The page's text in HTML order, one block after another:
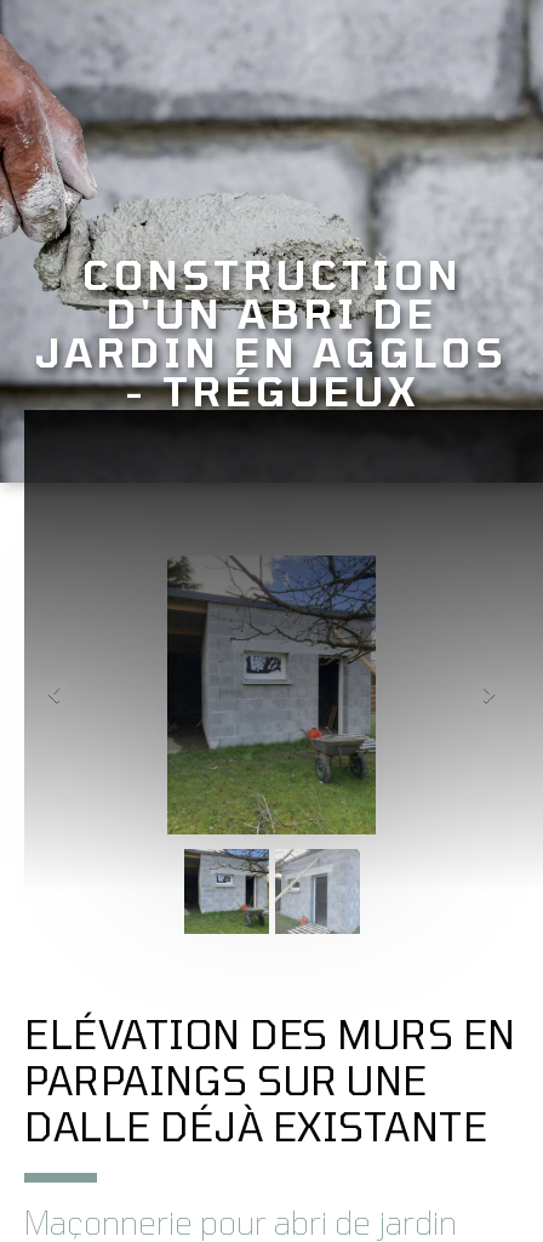
CONSTRUCTION
D'UN ABRI DE
JARDIN EN AGGLOS
- TRÉGUEUX
ELÉVATION DES MURS EN
PARPAINGS SUR UNE
DALLE DÉJÀ EXISTANTE
Maçonnerie pour abri de jardin